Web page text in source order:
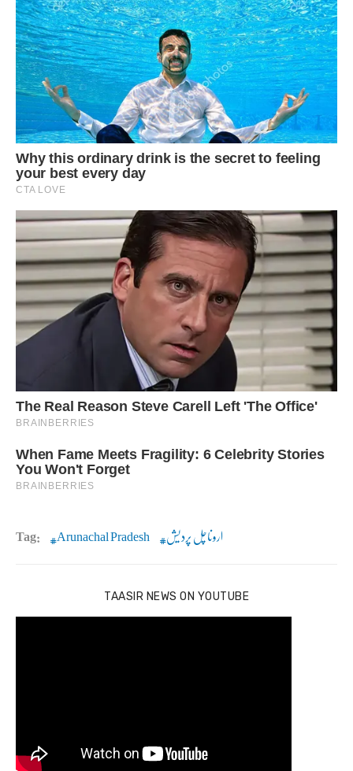
Tag: Arunachal Pradesh اروناچل پردیش
TAASIR NEWS ON YOUTUBE